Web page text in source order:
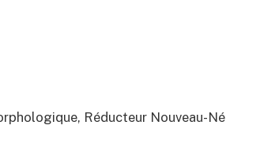
Réducteur Nouveau-Né